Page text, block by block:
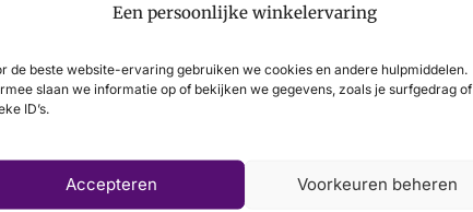
Een persoonlijke winkelervaring
de beste website-ervaring gebruiken we cookies en andere hulpmiddelen.
slaan we informatie op of bekijken we gegevens, zoals je surfgedrag of
ID’s.
Accepteren Voorkeuren beheren
Xsensible